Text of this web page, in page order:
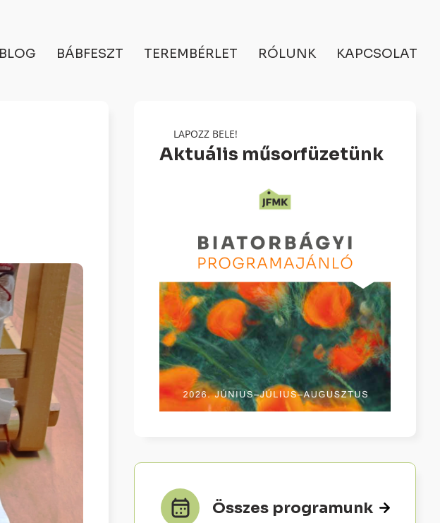
BLOG BÁBFESZT TEREMBÉRLET RÓLUNK KAPCSOLAT
LAPOZZ BELE!
Aktuális műsorfüzetünk
Összes programunk